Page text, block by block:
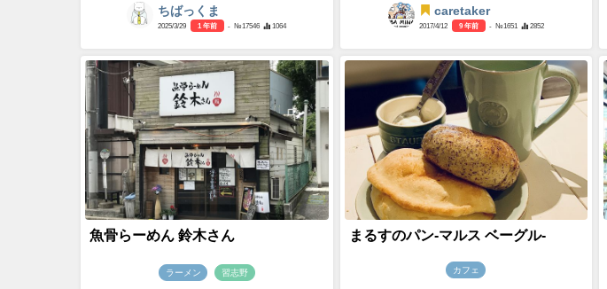
ちばっくま
2025/3/29 1 年前 - №17546 1064
caretaker
2017/4/12 9 年前 - №1651 2852
魚骨らーめん 鈴木さん
ラーメン 習志野
まるすのパン-マルス ベーグル-
カフェ